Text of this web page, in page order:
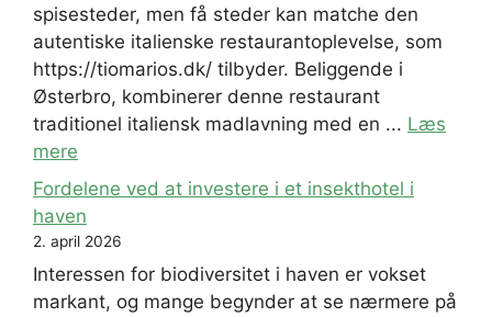
spisesteder, men få steder kan matche den
autentiske italienske restaurantoplevelse, som
https://tiomarios.dk/ tilbyder. Beliggende i
Østerbro, kombinerer denne restaurant
traditionel italiensk madlavning med en ... Læs
mere
Fordelene ved at investere i et insekthotel i
haven
2. april 2026
Interessen for biodiversitet i haven er vokset
markant, og mange begynder at se nærmere på